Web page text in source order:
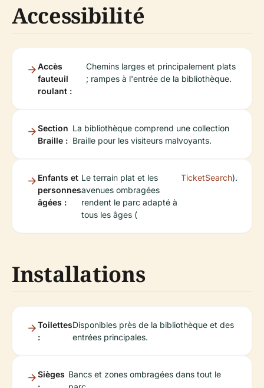
Accessibilité
Accès
fauteuil
roulant :
Chemins larges et principalement plats
; rampes à l'entrée de la bibliothèque.
Section
Braille :
La bibliothèque comprend une collection
Braille pour les visiteurs malvoyants.
Enfants et
personnes
âgées :
Le terrain plat et les
avenues ombragées
rendent le parc adapté à
tous les âges (
TicketSearch).
Installations
Toilettes
:
Disponibles près de la bibliothèque et des
entrées principales.
Sièges Bancs et zones ombragées dans tout le